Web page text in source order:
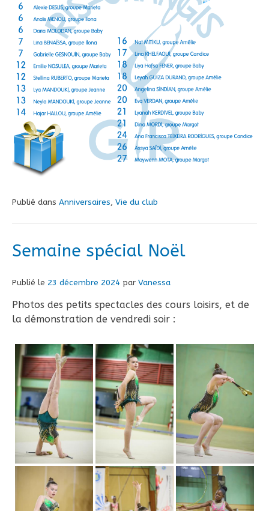
Publié dans Anniversaires, Vie du club
Semaine spécial Noël
Publié le 23 décembre 2024 par Vanessa
Photos des petits spectacles des cours loisirs, et de
la démonstration de vendredi soir :